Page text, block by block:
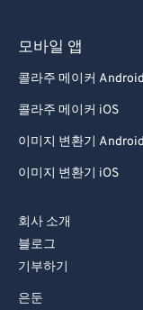
모바일 앱
콜라주 메이커 Android
콜라주 메이커 iOS
이미지 변환기 Android
이미지 변환기 iOS
회사 소개
블로그
기부하기
은둔